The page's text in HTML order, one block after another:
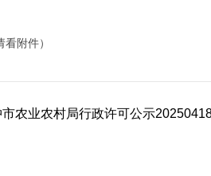
看附件）
市农业农村局行政许可公示